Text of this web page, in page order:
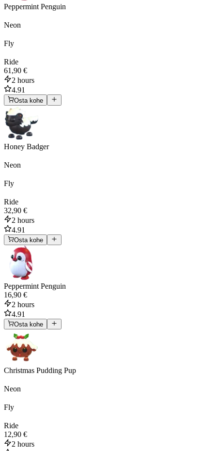
Peppermint Penguin
Neon
Fly
Ride
61,90 €
2 hours
4.91
Osta kohe
Honey Badger
Neon
Fly
Ride
32,90 €
2 hours
4.91
Osta kohe
Peppermint Penguin
16,90 €
2 hours
4.91
Osta kohe
Christmas Pudding Pup
Neon
Fly
Ride
12,90 €
2 hours